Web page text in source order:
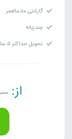
گارانتی مادمالعمر
چندزبانه
تحویل حداکثر ۵ ساعت
از: